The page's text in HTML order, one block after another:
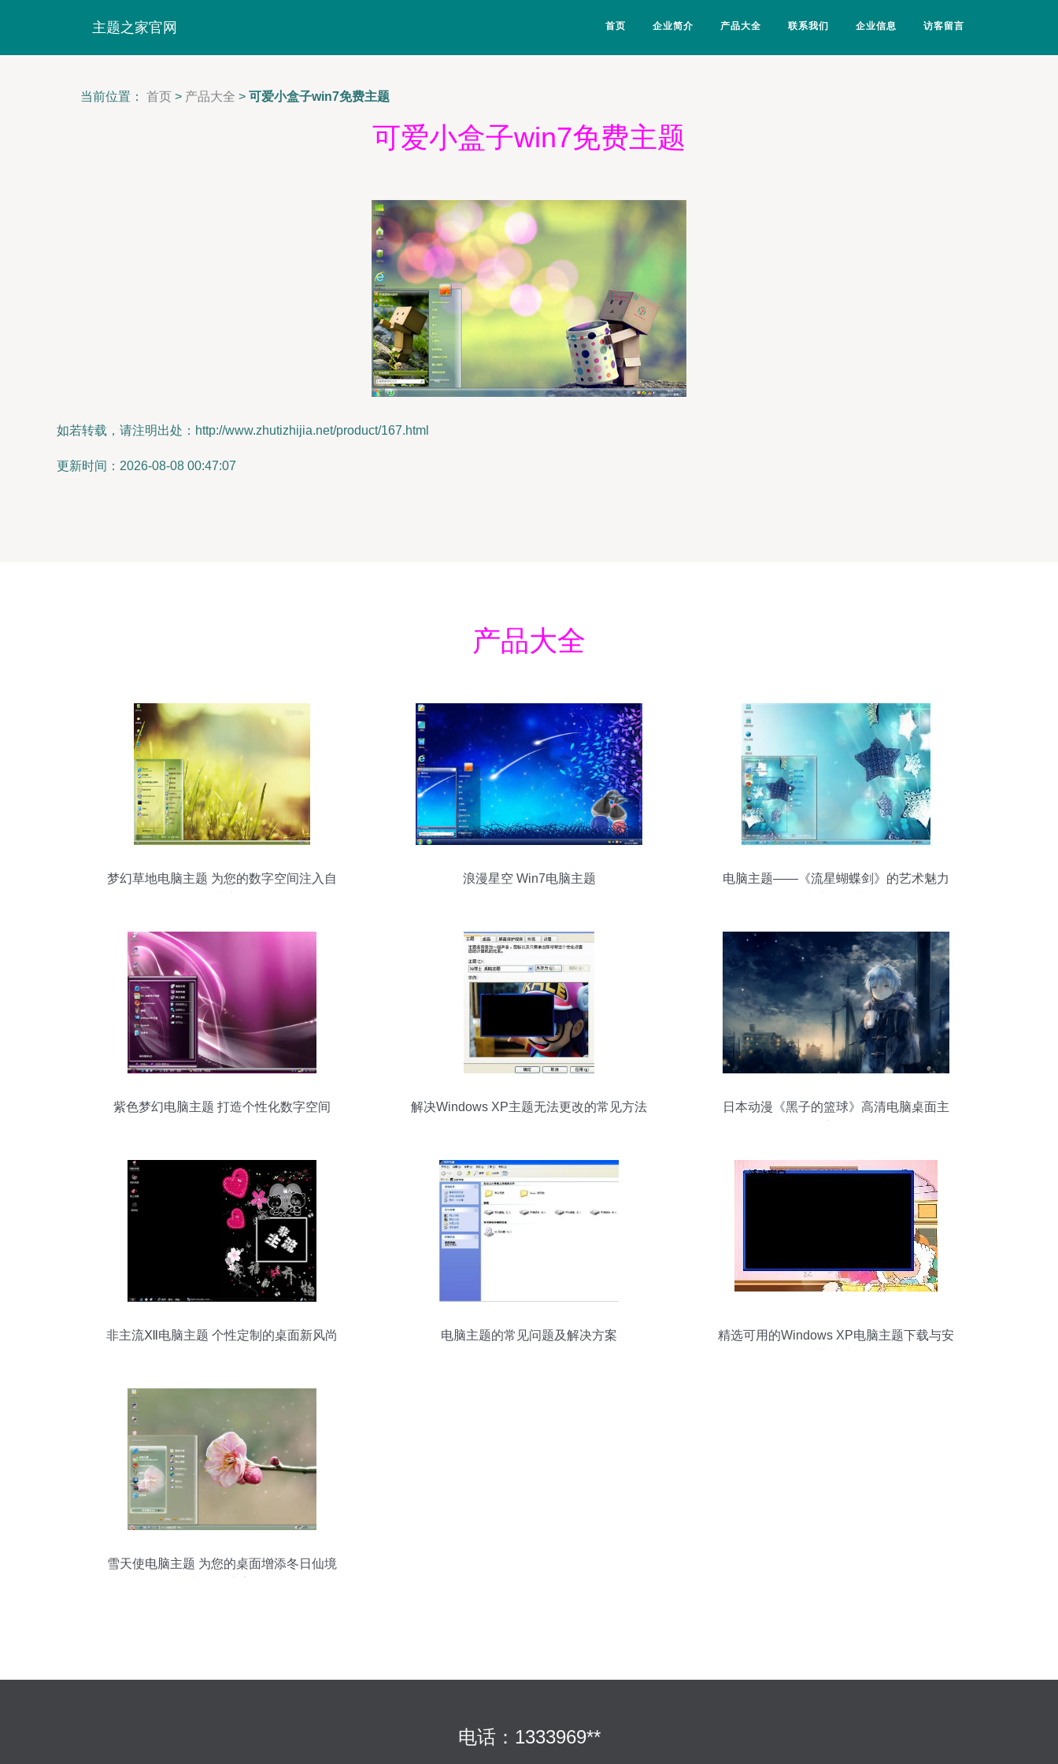
主题之家官网 首页 企业简介 产品大全 联系我们 企业信息 访客留言
当前位置： 首页 > 产品大全 > 可爱小盒子win7免费主题
可爱小盒子win7免费主题
如若转载，请注明出处：http://www.zhutizhijia.net/product/167.html
更新时间：2026-08-08 00:47:07
产品大全
梦幻草地电脑主题 为您的数字空间注入自
浪漫星空 Win7电脑主题
电脑主题——《流星蝴蝶剑》的艺术魅力
紫色梦幻电脑主题 打造个性化数字空间 解决Windows XP主题无法更改的常见方法
日本动漫《黑子的篮球》高清电脑桌面主
非主流Ⅻ电脑主题 个性定制的桌面新风尚 电脑主题的常见问题及解决方案
精选可用的Windows XP电脑主题下载与安
雪天使电脑主题 为您的桌面增添冬日仙境
电话：1333969**